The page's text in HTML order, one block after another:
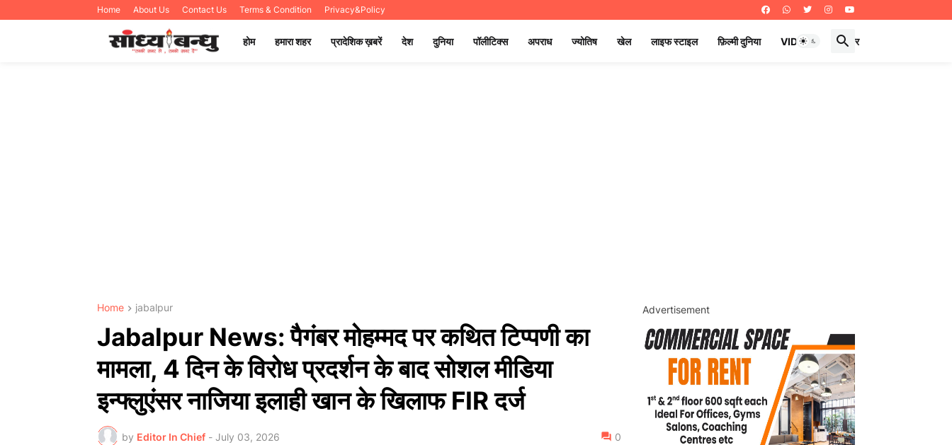
Home About Us Contact Us Terms & Condition Privacy&Policy
होम हमारा शहर प्रादेशिक ख़बरें देश दुनिया पॉलीटिक्स अपराध ज्योतिष खेल लाइफ स्टाइल फ़िल्मी दुनिया VIDEOS ई पेपर
Home jabalpur
Jabalpur News: पैगंबर मोहम्मद पर कथित टिप्पणी का
मामला, 4 दिन के विरोध प्रदर्शन के बाद सोशल मीडिया
इन्फ्लुएंसर नाजिया इलाही खान के खिलाफ FIR दर्ज
by Editor In Chief - July 03, 2026 0
Advertisement